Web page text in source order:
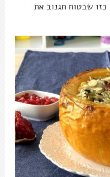
שבטוח תגנוב את